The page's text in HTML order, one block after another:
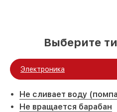
Выберите
Электроника
Не сливает воду
Не вращается барабан